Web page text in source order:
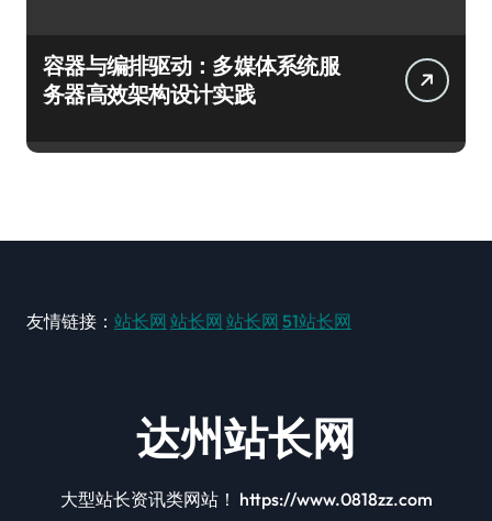
容器与编排驱动：多媒体系统服
务器高效架构设计实践
友情链接： 站长网 站长网 站长网 51站长网
达州站长网
大型站长资讯类网站！ https://www.0818zz.com